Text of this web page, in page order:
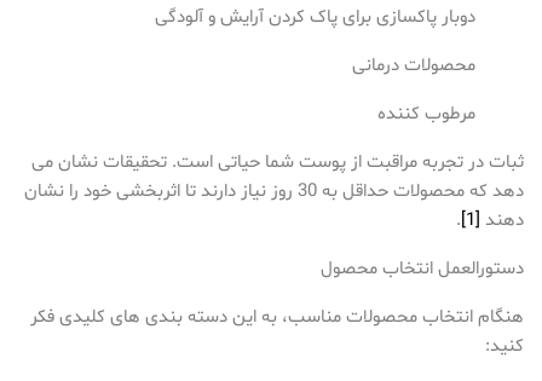
دوبار پاکسازی برای پاک کردن آرایش و آلودگی
محصولات درمانی
مرطوب کننده
ثبات در تجربه مراقبت از پوست شما حیاتی است. تحقیقات نشان می
دهد که محصولات حداقل به 30 روز نیاز دارند تا اثربخشی خود را نشان
دهند [1]
.
دستورالعمل انتخاب محصول
هنگام انتخاب محصولات مناسب، به این دسته بندی های کلیدی فکر
کنید: